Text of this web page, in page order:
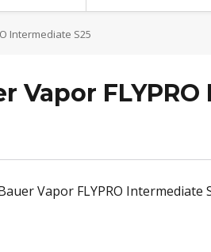
Intermediate S25
Vapor